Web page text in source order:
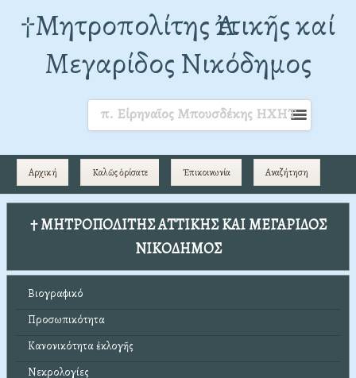
†Mητροπολίτης Ἀττικῆς καί
Μεγαρίδος Νικόδημος
π. Εἰρηναῖος Μπουσδέκης ΗΧΗΤ
Αρχική Καλῶς ὁρίσατε Ἐπικοινωνία Αναζήτηση
† ΜΗΤΡΟΠΟΛΙΤΗΣ ΑΤΤΙΚΗΣ ΚΑΙ ΜΕΓΑΡΙΔΟΣ
ΝΙΚΟΔΗΜΟΣ
Βιογραφικό
Προσωπικότητα
Κανονικότητα ἐκλογῆς
Νεκρολογίες